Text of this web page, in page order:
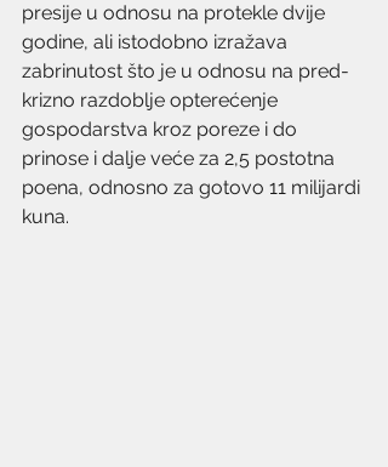
presije u odnosu na protekle dvije
godine, ali istodobno izražava
zabrinutost što je u odnosu na pred-
krizno razdoblje opterećenje
gospodarstva kroz poreze i do
prinose i dalje veće za 2,5 postotna
poena, odnosno za gotovo 11 milijardi
kuna.